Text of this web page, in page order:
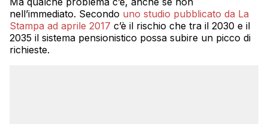
nell’immediato. Secondo uno studio pubblicato da La
Stampa ad aprile 2017 c’è il rischio che tra il 2030 e il
2035 il sistema pensionistico possa subire un picco di
richieste.